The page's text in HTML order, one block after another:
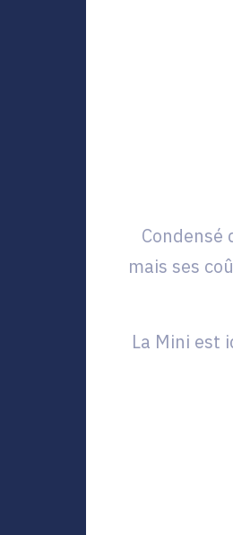
Condensé
mais ses
La Mini est